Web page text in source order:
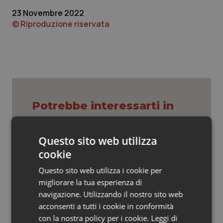
Veneto
Oncoematologia
Psoriasi & pelle
Quotidiano Cardiologia
Quotidiano Oncologia
Quotidiano Pediatria
Rene & patologie urogenitali
23 Novembre 2022
© Riproduzione riservata
Potrebbe interessarti in
Ebola in Congo. Oms e Africa Cdc:
Quasi 4mila casi e 1.801 morti
West Nile. D’Alterio (Rete IZS):
“Sorveglianza e dati scientifici, senza
allarmismi. Sistema italiano
Questo sito web utilizza
cookie
Questo sito web utilizza i cookie per
migliorare la tua esperienza di
navigazione. Utilizzando il nostro sito web
acconsenti a tutti i cookie in conformità
con la nostra policy per i cookie. Leggi di